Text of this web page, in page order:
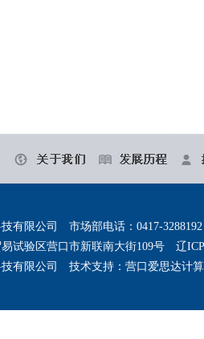
有限公司 市场部电话：0417-
试验区营口市新联南大街109号
辽
有限公司 技术支持： 营口爱思达计